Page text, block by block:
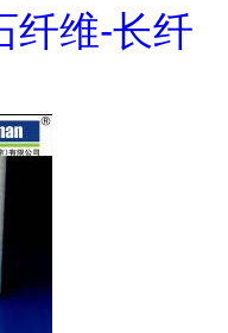
纤维-长纤